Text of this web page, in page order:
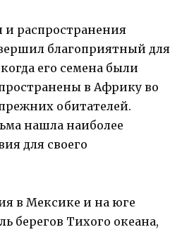
и распространения
благоприятный для
его семена были
в Африку во
обитателей.
нашла наиболее
для своего
в Мексике и на юге
берегов Тихого океана,